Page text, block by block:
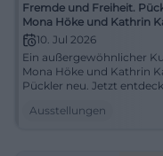
Fremde und Freiheit.
Mona Höke und Kathrin
10. Jul 2026
Ein außergewöhnlicher
Mona Höke und Kathrin
Pückler neu. Jetzt
Ausstellungen